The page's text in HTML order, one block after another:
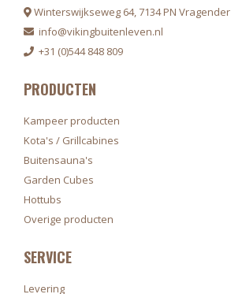
Winterswijkseweg 64, 7134 PN Vragender
info@vikingbuitenleven.nl
+31 (0)544 848 809
PRODUCTEN
Kampeer producten
Kota's / Grillcabines
Buitensauna's
Garden Cubes
Hottubs
Overige producten
SERVICE
Levering